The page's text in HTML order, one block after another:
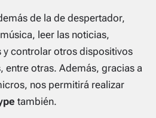
de la de despertador,
leer las noticias,
y controlar otros dispositivos
otras. Además, gracias a
nos permitirá realizar
también.